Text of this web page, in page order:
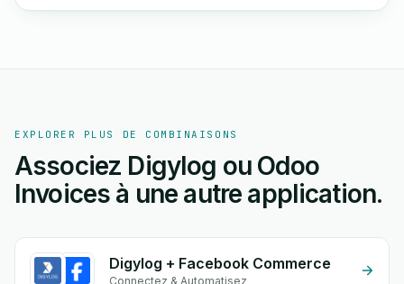
EXPLORER PLUS DE COMBINAISONS
Associez Digylog ou Odoo
Invoices à une autre application.
Digylog + Facebook Commerce
Connectez & Automatisez